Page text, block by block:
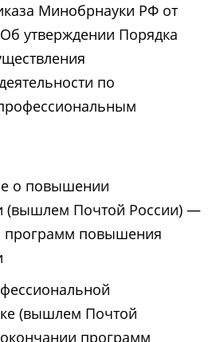
Минобрнауки РФ от
утверждении Порядка
по
о повышении
(вышлем Почтой России) —
программ повышения
(вышлем Почтой
программ